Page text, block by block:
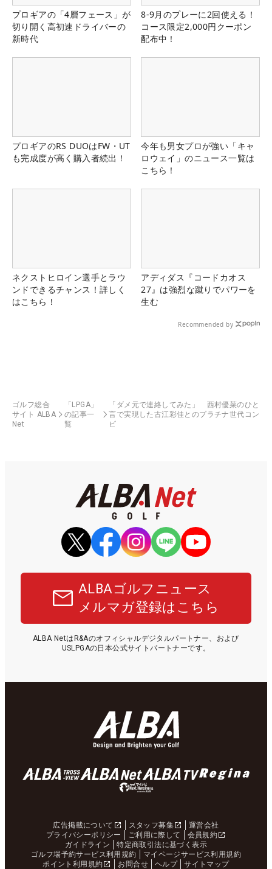
プロギアの「4層フェース」が
切り開く高初速ドライバーの
新時代
8-9月のプレーに2回使える！
コース限定2,000円クーポン
配布中！
プロギアのRS DUOはFW・UT
も完成度が高く購入者続出！
今年も男女プロが強い「キャ
ロウェイ」のニュース一覧は
こちら！
ネクストヒロイン選手とラウ
ンドできるチャンス！詳しく
はこちら！
アディダス『コードカオス
27』は強烈な蹴りでパワーを
生む
Recommended by
ゴルフ総合
サイト ALBA
Net
「LPGA」
の記事一
覧
「ダメ元で連絡してみた」 西村優菜のひと
言で実現した古江彩佳とのプラチナ世代コン
ビ
ALBAゴルフニュース
メルマガ登録はこちら
ALBA NetはR&Aのオフィシャルデジタルパートナー、および
USLPGAの日本公式サイトパートナーです。
広告掲載について スタッフ募集
運営会社
プライバシーポリシー
ご利用に際して
会員規約
ガイドライン
特定商取引法に基づく表示
ゴルフ場予約サービス利用規約
マイページサービス利用規約
ポイント利用規約
お問合せ ヘルプ サイトマップ